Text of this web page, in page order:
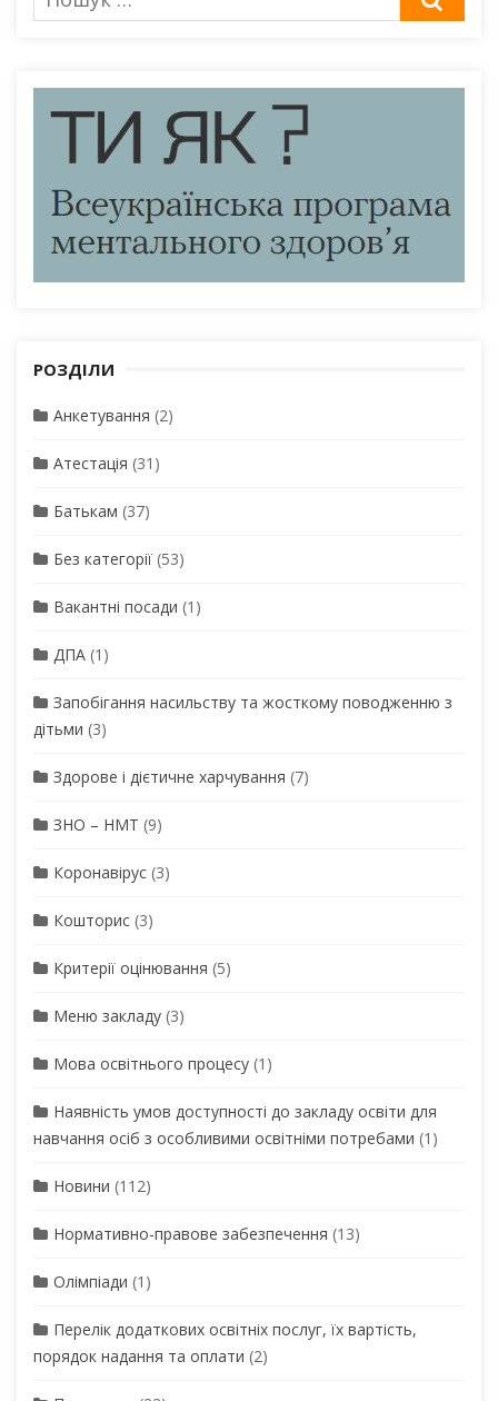
для:
РОЗДІЛИ
Анкетування (2)
Атестація (31)
Батькам (37)
Без категорії (53)
Вакантні посади (1)
ДПА (1)
Запобігання насильству та жосткому поводженню з
дітьми (3)
Здорове і дієтичне харчування (7)
ЗНО – НМТ (9)
Коронавірус (3)
Кошторис (3)
Критерії оцінювання (5)
Меню закладу (3)
Мова освітнього процесу (1)
Наявність умов доступності до закладу освіти для
навчання осіб з особливими освітніми потребами (1)
Новини (112)
Нормативно-правове забезпечення (13)
Олімпіади (1)
Перелік додаткових освітніх послуг, їх вартість,
порядок надання та оплати (2)